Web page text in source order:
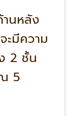
นหลัง
ะมีความ
2 ชั้น
5